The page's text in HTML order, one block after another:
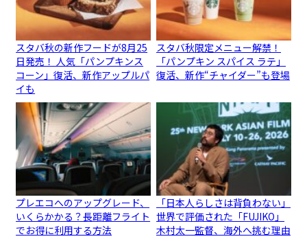
スタバ秋の新作フードが8月25
日発売！ 人気「パンプキンス
コーン」復活、新作アップルパ
イも
スタバ秋限定メニュー解禁！
「パンプキン スパイス ラテ」
復活、新作“チャイダー”も登場
プレエコへのアップグレード、
いくらかかる？長距離フライト
でお得に利用する方法
「日本人らしさは背負わない」
世界で評価された「FUJIKO」
木村太一監督、海外へ挑む理由